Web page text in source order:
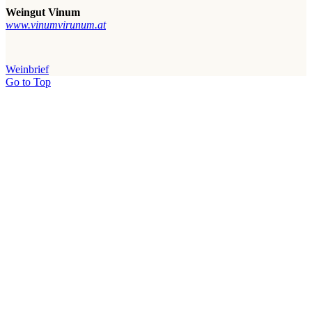
Weingut Vinum
www.vinumvirunum.at
Weinbrief
Go to Top